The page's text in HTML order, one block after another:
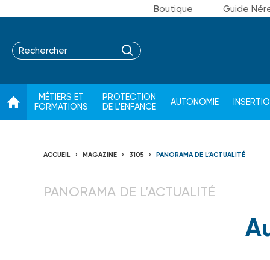
Boutique Guide
MÉTIERS ET
FORMATIONS
PROTECTION
DE L'ENFANCE
AUTONOMIE
ACCUEIL MAGAZINE 3105 PANORAMA DE L’ACTUALITÉ
PANORAMA DE L’ACTUALITÉ